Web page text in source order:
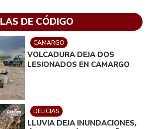
LAS DE CÓDIGO
CAMARGO
VOLCADURA DEJA DOS
LESIONADOS EN CAMARGO
DELICIAS
LLUVIA DEJA INUNDACIONES,